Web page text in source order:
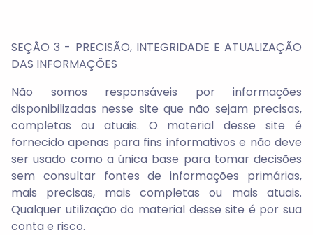
SEÇÃO 3 - PRECISÃO, INTEGRIDADE E ATUALIZAÇÃO
DAS INFORMAÇÕES
Não somos responsáveis por informações
disponibilizadas nesse site que não sejam precisas,
completas ou atuais. O material desse site é
fornecido apenas para fins informativos e não deve
ser usado como a única base para tomar decisões
sem consultar fontes de informações primárias,
mais precisas, mais completas ou mais atuais.
Qualquer utilização do material desse site é por sua
conta e risco.